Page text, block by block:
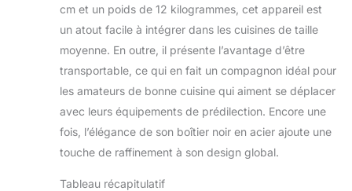
cm et un poids de 12 kilogrammes, cet appareil est
un atout facile à intégrer dans les cuisines de taille
moyenne. En outre, il présente l’avantage d’être
transportable, ce qui en fait un compagnon idéal pour
les amateurs de bonne cuisine qui aiment se déplacer
avec leurs équipements de prédilection. Encore une
fois, l’élégance de son boîtier noir en acier ajoute une
touche de raffinement à son design global.
Tableau récapitulatif